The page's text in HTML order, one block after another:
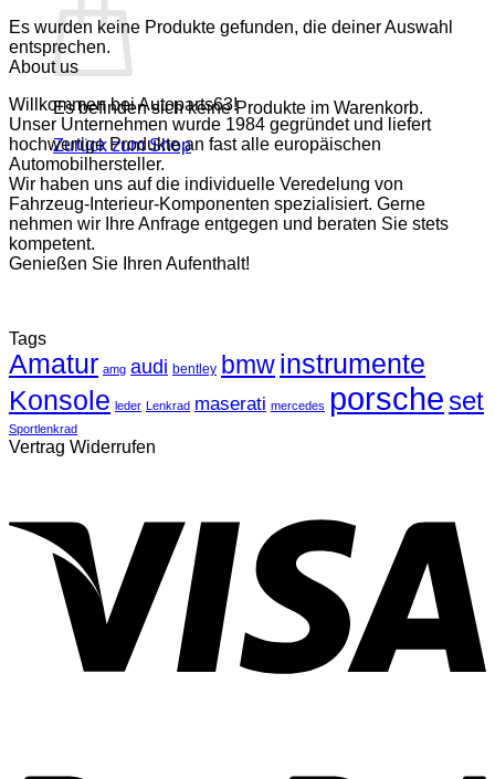
Es befinden sich keine Produkte im Warenkorb.
Zurück zum Shop
Es wurden keine Produkte gefunden, die deiner Auswahl
entsprechen.
About us
Willkommen bei Autoparts63!
Unser Unternehmen wurde 1984 gegründet und liefert
hochwertige Produkte an fast alle europäischen
Automobilhersteller.
Wir haben uns auf die individuelle Veredelung von
Fahrzeug-Interieur-Komponenten spezialisiert. Gerne
nehmen wir Ihre Anfrage entgegen und beraten Sie stets
kompetent.
Genießen Sie Ihren Aufenthalt!
Tags
Amatur amg audi bentley bmwinstrumente
Konsole leder Lenkrad maserati mercedes porsche set
Sportlenkrad
Vertrag Widerrufen